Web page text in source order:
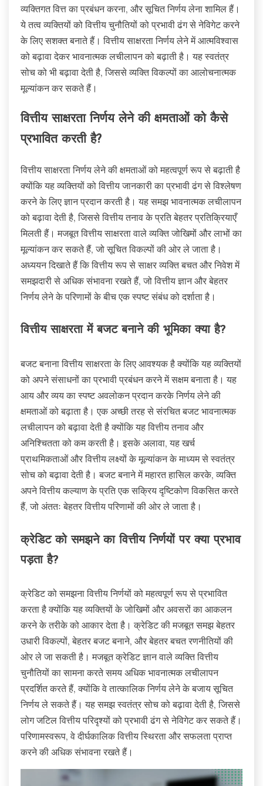
व्यक्तिगत वित्त का प्रबंधन करना, और सूचित निर्णय लेना शामिल हैं।
ये तत्व व्यक्तियों को वित्तीय चुनौतियों को प्रभावी ढंग से नेविगेट करने
के लिए सशक्त बनाते हैं। वित्तीय साक्षरता निर्णय लेने में आत्मविश्वास
को बढ़ावा देकर भावनात्मक लचीलापन को बढ़ाती है। यह स्वतंत्र
सोच को भी बढ़ावा देती है, जिससे व्यक्ति विकल्पों का आलोचनात्मक
मूल्यांकन कर सकते हैं।
वित्तीय साक्षरता निर्णय लेने की क्षमताओं को कैसे
प्रभावित करती है?
वित्तीय साक्षरता निर्णय लेने की क्षमताओं को महत्वपूर्ण रूप से बढ़ाती है
क्योंकि यह व्यक्तियों को वित्तीय जानकारी का प्रभावी ढंग से विश्लेषण
करने के लिए ज्ञान प्रदान करती है। यह समझ भावनात्मक लचीलापन
को बढ़ावा देती है, जिससे वित्तीय तनाव के प्रति बेहतर प्रतिक्रियाएँ
मिलती हैं। मजबूत वित्तीय साक्षरता वाले व्यक्ति जोखिमों और लाभों का
मूल्यांकन कर सकते हैं, जो सूचित विकल्पों की ओर ले जाता है।
अध्ययन दिखाते हैं कि वित्तीय रूप से साक्षर व्यक्ति बचत और निवेश में
समझदारी से अधिक संभावना रखते हैं, जो वित्तीय ज्ञान और बेहतर
निर्णय लेने के परिणामों के बीच एक स्पष्ट संबंध को दर्शाता है।
वित्तीय साक्षरता में बजट बनाने की भूमिका क्या है?
बजट बनाना वित्तीय साक्षरता के लिए आवश्यक है क्योंकि यह व्यक्तियों
को अपने संसाधनों का प्रभावी प्रबंधन करने में सक्षम बनाता है। यह
आय और व्यय का स्पष्ट अवलोकन प्रदान करके निर्णय लेने की
क्षमताओं को बढ़ाता है। एक अच्छी तरह से संरचित बजट भावनात्मक
लचीलापन को बढ़ावा देती है क्योंकि यह वित्तीय तनाव और
अनिश्चितता को कम करती है। इसके अलावा, यह खर्च
प्राथमिकताओं और वित्तीय लक्ष्यों के मूल्यांकन के माध्यम से स्वतंत्र
सोच को बढ़ावा देती है। बजट बनाने में महारत हासिल करके, व्यक्ति
अपने वित्तीय कल्याण के प्रति एक सक्रिय दृष्टिकोण विकसित करते
हैं, जो अंततः बेहतर वित्तीय परिणामों की ओर ले जाता है।
क्रेडिट को समझने का वित्तीय निर्णयों पर क्या प्रभाव
पड़ता है?
क्रेडिट को समझना वित्तीय निर्णयों को महत्वपूर्ण रूप से प्रभावित
करता है क्योंकि यह व्यक्तियों के जोखिमों और अवसरों का आकलन
करने के तरीके को आकार देता है। क्रेडिट की मजबूत समझ बेहतर
उधारी विकल्पों, बेहतर बजट बनाने, और बेहतर बचत रणनीतियों की
ओर ले जा सकती है। मजबूत क्रेडिट ज्ञान वाले व्यक्ति वित्तीय
चुनौतियों का सामना करते समय अधिक भावनात्मक लचीलापन
प्रदर्शित करते हैं, क्योंकि वे तात्कालिक निर्णय लेने के बजाय सूचित
निर्णय ले सकते हैं। यह समझ स्वतंत्र सोच को बढ़ावा देती है, जिससे
लोग जटिल वित्तीय परिदृश्यों को प्रभावी ढंग से नेविगेट कर सकते हैं।
परिणामस्वरूप, वे दीर्घकालिक वित्तीय स्थिरता और सफलता प्राप्त
करने की अधिक संभावना रखते हैं।